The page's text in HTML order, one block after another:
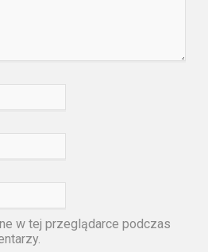
w tej przeglądarce podczas